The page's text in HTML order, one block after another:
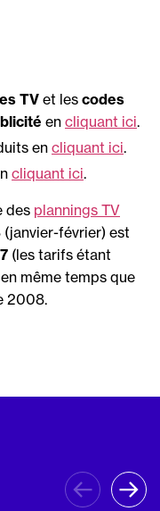
TV et les codes
en cliquant ici.
encliquant ici.
cliquant ici.
des plannings TV
février) est
(les tarifs étant
même temps que
2008.